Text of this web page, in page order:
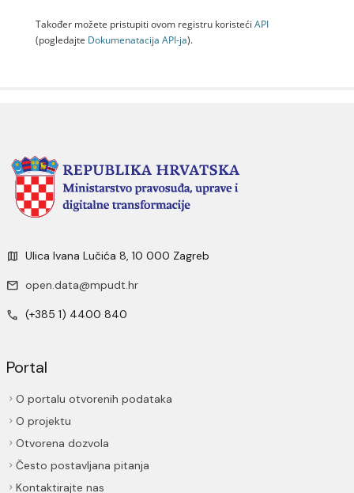
Također možete pristupiti ovom registru koristeći API
(pogledajte Dokumenаtаcijа API-jа).